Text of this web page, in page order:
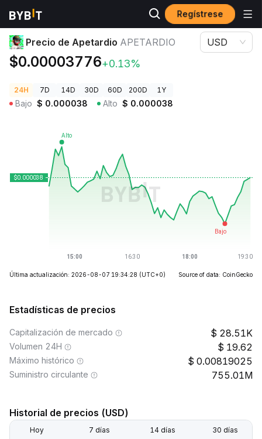
Regístrese
Precios de Criptomonedas Precio de Apetardio APETARDIO
Precio de Apetardio APETARDIO
$0.00003776+0.13%
USD
24H 7D 14D 30D 60D 200D 1Y
Bajo $ 0.000038 Alto $ 0.000038
Última actualización: 2026-08-07 19:34:28 (UTC+0) Source of data: CoinGecko
Estadísticas de precios
Capitalización de mercado 28.51K
Volumen 24H 19.62
Máximo histórico 0.00819025
Suministro circulante 755.01M
Historial de precios (USD)
Hoy 7 días 14 días 30 días